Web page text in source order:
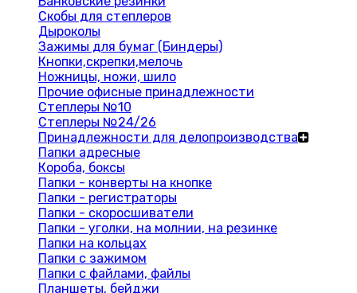
Скобы для степлеров
Дыроколы
Зажимы для бумаг (Биндеры)
Кнопки,скрепки,мелочь
Ножницы, ножи, шило
Прочие офисные принадлежности
Степлеры №10
Степлеры №24/26
Принадлежности для делопроизводства
Папки адресные
Короба, боксы
Папки - конверты на кнопке
Папки - регистраторы
Папки - скоросшиватели
Папки - уголки, на молнии, на резинке
Папки на кольцах
Папки с зажимом
Папки с файлами, файлы
Планшеты, бейджи